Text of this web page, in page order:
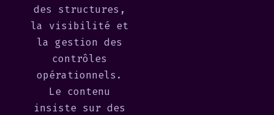
des structures,
la visibilité et
la gestion des
contrôles
opérationnels.
Le contenu
insiste sur des